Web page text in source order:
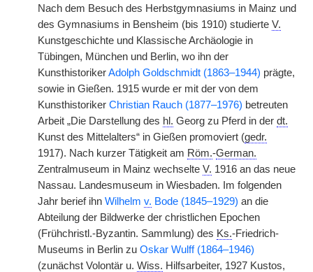
Nach dem Besuch des Herbstgymnasiums in Mainz und
des Gymnasiums in Bensheim (bis 1910) studierte V.
Kunstgeschichte und Klassische Archäologie in
Tübingen, München und Berlin, wo ihn der
KunsthistorikerAdolph Goldschmidt (1863–1944) prägte,
sowie in Gießen. 1915 wurde er mit der von dem
Kunsthistoriker Christian Rauch (1877–1976) betreuten
Arbeit „Die Darstellung des hl. Georg zu Pferd in der dt.
Kunst des Mittelalters“ in Gießen promoviert (gedr.
1917). Nach kurzer Tätigkeit am Röm.-German.
Zentralmuseum in Mainz wechselte V. 1916 an das neue
Nassau. Landesmuseum in Wiesbaden. Im folgenden
Jahr berief ihn Wilhelm v. Bode (1845–1929) an die
Abteilung der Bildwerke der christlichen Epochen
(Frühchristl.-Byzantin. Sammlung) des Ks.-Friedrich-
Museums in Berlin zu Oskar Wulff (1864–1946)
(zunächst Volontär u. Wiss. Hilfsarbeiter, 1927 Kustos,